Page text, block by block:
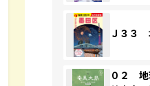
Ｊ３３
０２